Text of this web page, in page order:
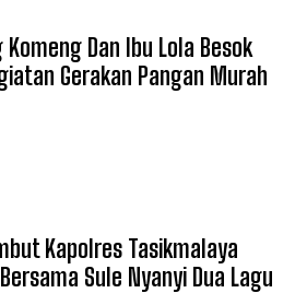
Komeng Dan Ibu Lola Besok
Gerakan Pangan Murah
Kapolres Tasikmalaya
Sule Nyanyi Dua Lagu